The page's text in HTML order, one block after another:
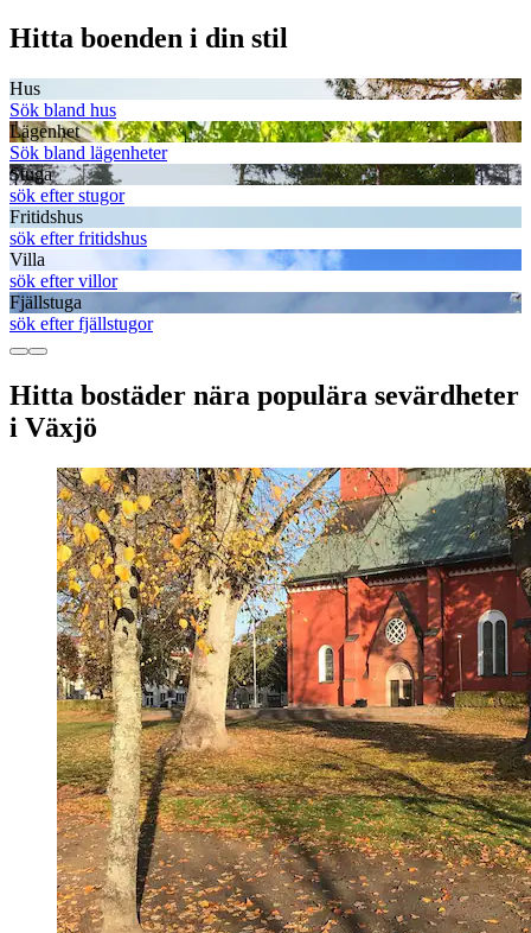
Hitta boenden i din stil
Hus
Sök bland hus
Lägenhet
Sök bland lägenheter
Stuga
sök efter stugor
Fritidshus
sök efter fritidshus
Villa
sök efter villor
Fjällstuga
sök efter fjällstugor
Hitta bostäder nära populära sevärdheter
i Växjö